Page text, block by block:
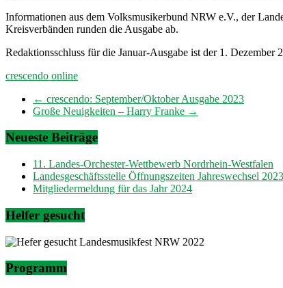
Informationen aus dem Volksmusikerbund NRW e.V., der
Kreisverbänden runden die Ausgabe ab.
Redaktionsschluss für die Januar-Ausgabe ist der 1. Dezember
crescendo online
← crescendo: September/Oktober Ausgabe 2023
Große Neuigkeiten – Harry Franke →
Neueste Beiträge
11. Landes-Orchester-Wettbewerb Nordrhein-Westfalen
Landesgeschäftsstelle Öffnungszeiten Jahreswechsel 2023
Mitgliedermeldung für das Jahr 2024
Helfer gesucht
Programm